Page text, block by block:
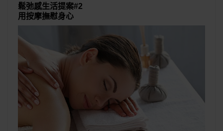
鬆弛感生活提案#2
用按摩撫慰身心